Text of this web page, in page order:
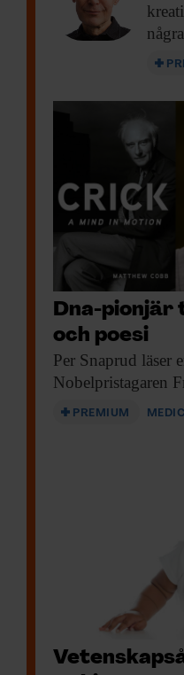
Dna-pionjär
och poesi
Per Snaprud läser
Nobelpristagaren
PREMIUM